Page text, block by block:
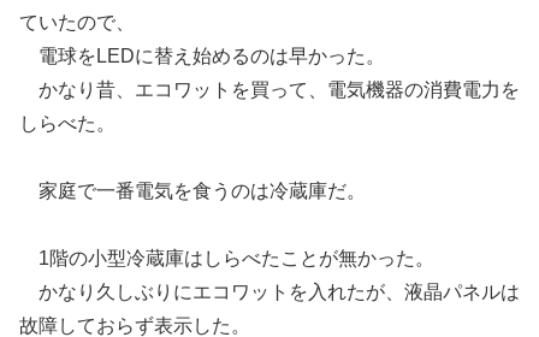
ていたので、
電球をLEDに替え始めるのは早かった。
かなり昔、エコワットを買って、電気機器の消費電力を
しらべた。
家庭で一番電気を食うのは冷蔵庫だ。
1階の小型冷蔵庫はしらべたことが無かった。
かなり久しぶりにエコワットを入れたが、液晶パネルは
故障しておらず表示した。